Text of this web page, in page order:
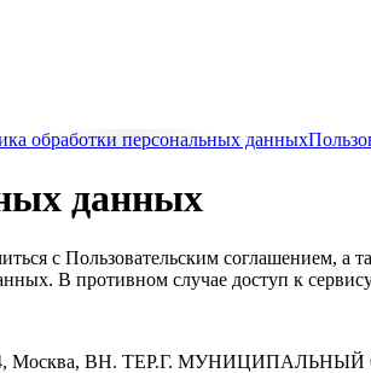
обработки персональных данных
данных
с Пользовательским соглашением, а
В противном случае доступ к
Москва, ВН. ТЕР.Г.